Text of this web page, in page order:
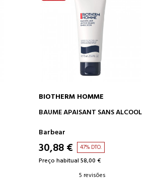
ADICIONAR AO CARRINHO
BIOTHERM HOMME
BAUME APAISANT SANS ALCOOL
Barbear
30,88 € 47% DTO.
Preço habitual 58,00 €
5 revisões